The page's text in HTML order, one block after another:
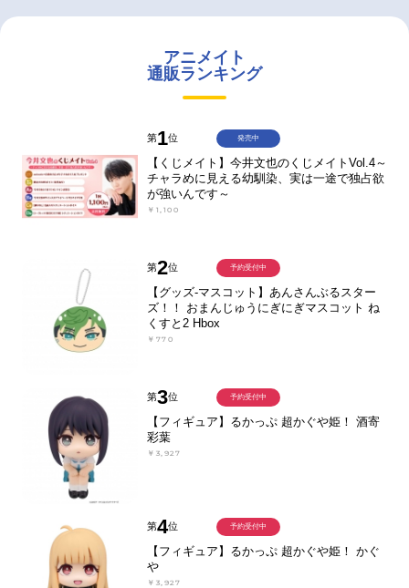
アニメイト
通販ランキング
第1位
【くじメイト】今井文也のくじメイトVol.4～
チャラめに見える幼馴染、実は一途で独占欲
が強いんです～
￥1,100
発売中
第2位
【グッズ-マスコット】あんさんぶるスター
ズ！！ おまんじゅうにぎにぎマスコット ね
くすと2 Hbox
￥770
予約受付中
第3位
【フィギュア】るかっぷ 超かぐや姫！ 酒寄
彩葉
￥3,927
予約受付中
第4位
【フィギュア】るかっぷ 超かぐや姫！ かぐ
や
￥3,927
予約受付中